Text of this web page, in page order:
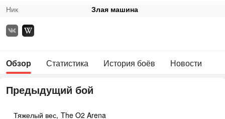
Ник Злая машина
Обзор Статистика История боёв Новости
Предыдущий бой
Тяжелый вес, The O2 Arena